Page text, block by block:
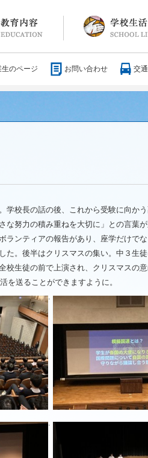
くり
ム
績 行事・イベント
部活動
ボランティア
サレジアンエピソー
サレジオの日々(ブ
生のページ お問い合わせ 交
学校長の話の後、これから受験に向か
な努力の積み重ねを大切に」との言葉
ランティアの報告があり、座学だけで
た。後半はクリスマスの集い。中３生
校生徒の前で上演され、クリスマスの意
を送ることができますように。
.